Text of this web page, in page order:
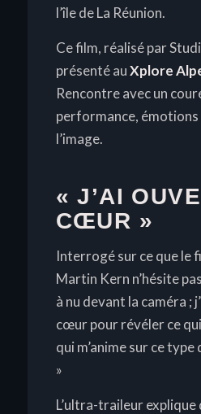
l’île de La Réunion.
Ce film, réalisé par
présenté auXplore
Rencontre avec un
performance,
l’image.
« J’AI
CŒUR »
Interrogé sur ce que le
Martin Kern n’hésite
à nu devant la caméra ;
cœur pour révéler ce
qui m’anime sur ce
»
L’ultra-traileur explique